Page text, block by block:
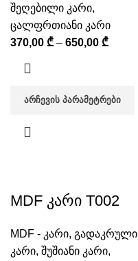
შეღებილი კარი,
ცალფრთიანი კარი
370,00 ₾ – 650,00 ₾
ᲐᲠᲩᲔᲕᲘᲡ ᲞᲐᲠᲐᲛᲔᲢᲠᲔᲑᲘ
MDF კარი T002
MDF - კარი, გადაკრული
კარი, შუშიანი კარი,